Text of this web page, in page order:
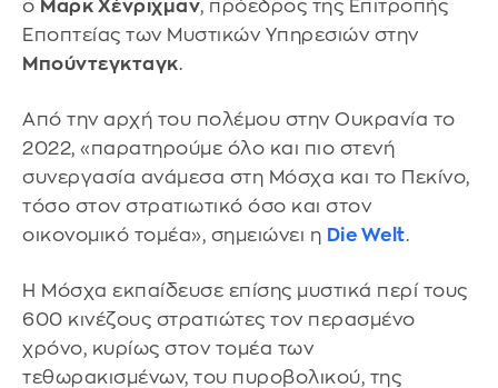
ο Μαρκ Χένριχμαν, πρόεδρος της Επιτροπής
Εποπτείας των Μυστικών Υπηρεσιών στην
Μπούντεγκταγκ.
Από την αρχή του πολέμου στην Ουκρανία το
2022, «παρατηρούμε όλο και πιο στενή
συνεργασία ανάμεσα στη Μόσχα και το Πεκίνο,
τόσο στον στρατιωτικό όσο και στον
οικονομικό τομέα», σημειώνει η Die Welt.
Η Μόσχα εκπαίδευσε επίσης μυστικά περί τους
600 κινέζους στρατιώτες τον περασμένο
χρόνο, κυρίως στον τομέα των
τεθωρακισμένων, του πυροβολικού, της